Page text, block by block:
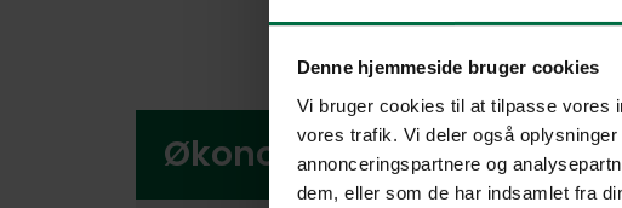
Denne hjemmeside bruger cookies
Vi bruger cookies til at tilpasse vores
vores trafik. Vi deler også
annonceringspartnere og
dem, eller som de har indsamlet fra
Økonomi i boligen